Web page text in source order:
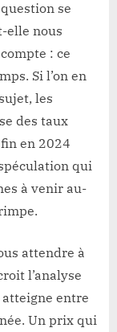
se
elle nous
: ce
Si l’on en
les
des taux
en 2024
qui
à venir au-
attendre à
l’analyse
entre
Un prix qui